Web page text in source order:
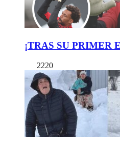
¡TRAS SU PRIMER
2220